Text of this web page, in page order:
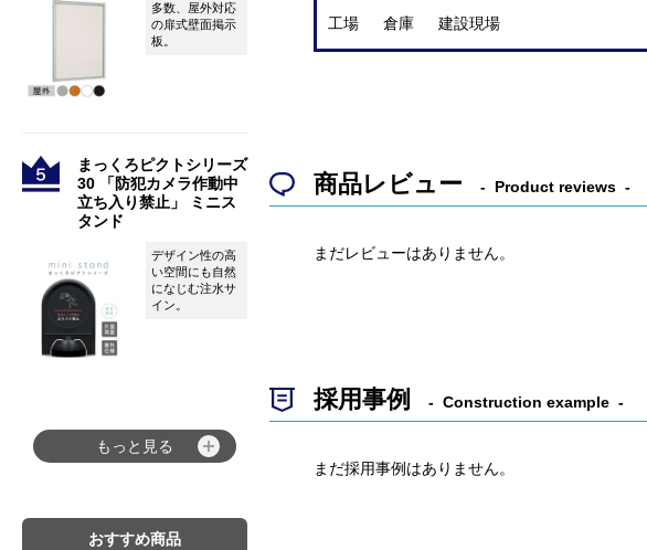
工場 倉庫 建設現場
商品レビュー Product reviews
まだレビューはありません。
採用事例 Construction example
まだ採用事例はありません。
多数、屋外対応
の扉式壁面掲示
板。
まっくろピクトシリーズ
30 「防犯カメラ作動中
立ち入り禁止」 ミニス
タンド
デザイン性の高
い空間にも自然
になじむ注水サ
イン。
もっと見る
おすすめ商品